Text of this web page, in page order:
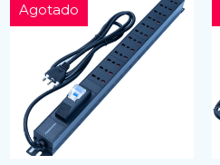
Agotado